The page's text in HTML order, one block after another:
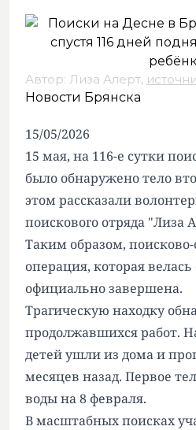
Автор: Лиза Алерт,
Новости Брянска
15/05/2026
15 мая, на 116-е сутки
было обнаружено тело
этом рассказали
поискового отряда "Лиза
Таким образом,
операция, которая велась
официально завершена.
Трагическую находку
продолжавшихся работ.
детей ушли из дома и
месяцев назад. Первое
воды на 8 февраля.
В масштабных поисках